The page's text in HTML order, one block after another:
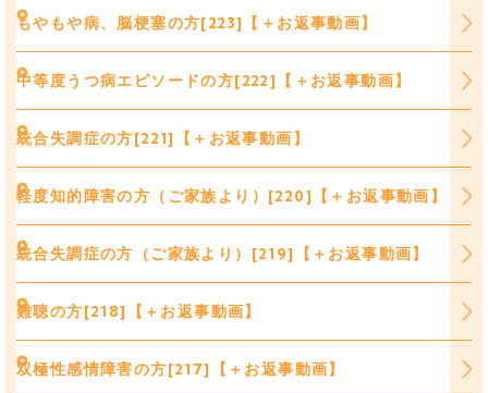
もやもや病、脳梗塞の方[223]【＋お返事動画】
中等度うつ病エピソードの方[222]【＋お返事動画】
統合失調症の方[221]【＋お返事動画】
軽度知的障害の方（ご家族より）[220]【＋お返事動画】
統合失調症の方（ご家族より）[219]【＋お返事動画】
難聴の方[218]【＋お返事動画】
双極性感情障害の方[217]【＋お返事動画】